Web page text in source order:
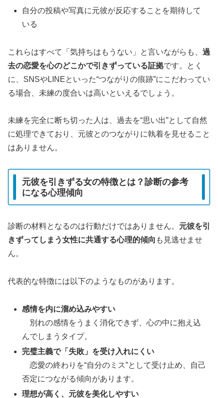
自分の投稿や写真に元彼が反応することを期待して
いる
これらはすべて「気持ちはもうない」と言いながらも、 過
去の恋愛を心のどこかで引きずっている証拠です。とく
に、SNSやLINEといった“つながりの痕跡”にこだわってい
る場合、未練の度合いは高いといえるでしょう。
未練を完全に断ち切った人は、過去を“思い出”として自然
に処理できており、元彼とのつながりに執着を見せること
はありません。
元彼を引きずる女の特徴とは？診断の参考
になる心理傾向
診断の材料となるのは行動だけではありません。 元彼を引
きずってしまう女性に共通する心理的傾向 も見逃せませ
ん。
代表的な特徴には以下のようなものがあります。
感情を内に溜め込みやすい
別れの感情をうまく消化できず、心の中に抱え込
んでしまうタイプ。
完璧主義で「失敗」を受け入れにくい
恋愛の終わりを“自分のミス”として受け止め、自己
否定につながる傾向があります。
理想が高く、元彼を美化しやすい